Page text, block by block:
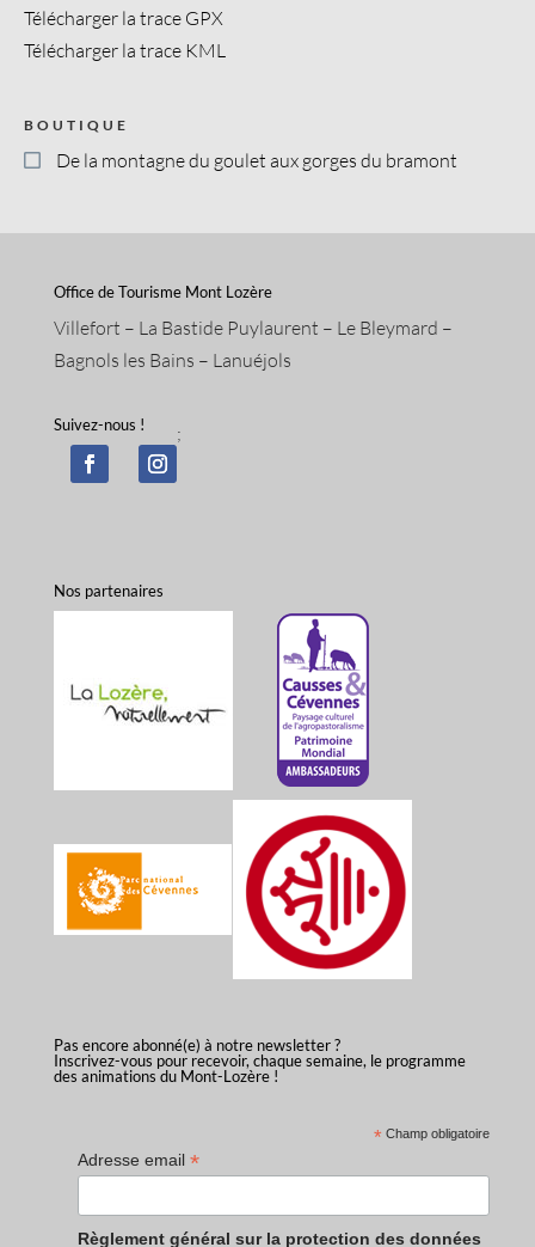
Télécharger la trace GPX
Télécharger la trace KML
BOUTIQUE
De la montagne du goulet aux gorges du bramont
Office de Tourisme Mont Lozère
Villefort – La Bastide Puylaurent – Le Bleymard –
Bagnols les Bains – Lanuéjols
Suivez-nous ! ;
Nos partenaires
Pas encore abonné(e) à notre newsletter ?
Inscrivez-vous pour recevoir, chaque semaine, le programme
des animations du Mont-Lozère !
* Champ obligatoire
Adresse email *
Règlement général sur la protection des données